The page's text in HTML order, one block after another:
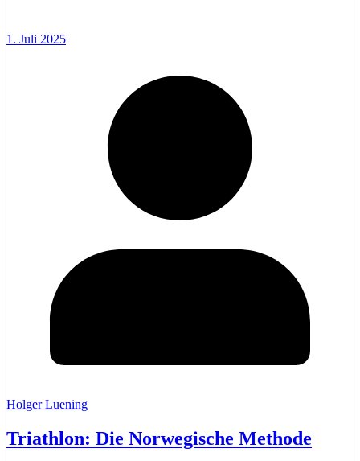
1. Juli 2025
Holger Luening
Triathlon: Die Norwegische Methode